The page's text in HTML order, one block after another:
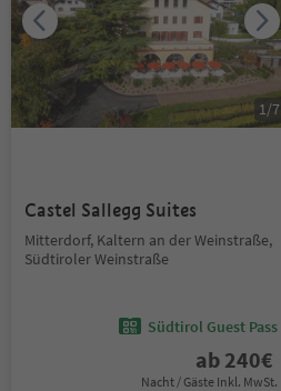
1/7
Castel Sallegg Suites
Mitterdorf, Kaltern an der Weinstraße,
Südtiroler Weinstraße
Südtirol Guest Pass
ab 240€
Nacht / Gäste Inkl. MwSt.